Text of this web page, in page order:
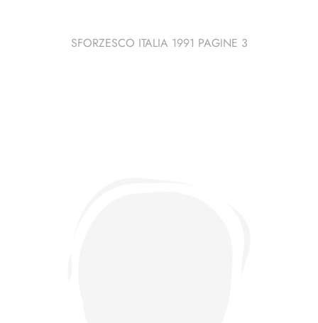
SFORZESCO ITALIA 1991 PAGINE 3